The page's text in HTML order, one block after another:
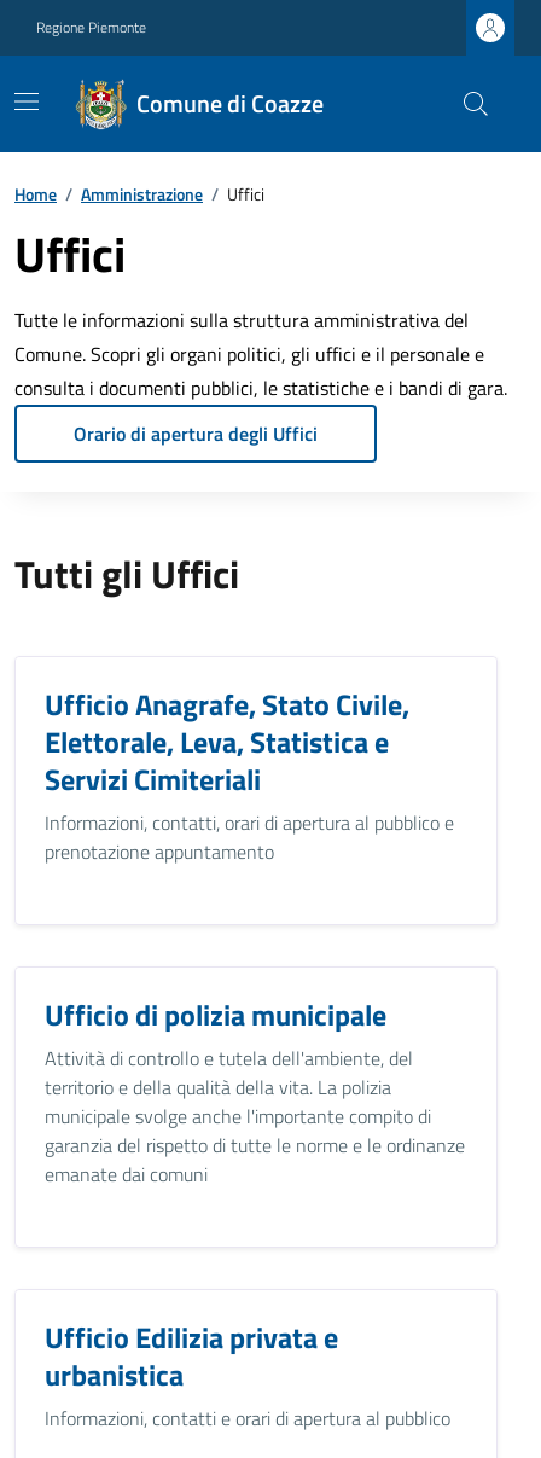
Regione Piemonte
Comune di Coazze
Home / Amministrazione / Uffici
Uffici
Tutte le informazioni sulla struttura amministrativa del
Comune. Scopri gli organi politici, gli uffici e il personale e
consulta i documenti pubblici, le statistiche e i bandi di gara.
Orario di apertura degli Uffici
Tutti gli Uffici
Ufficio Anagrafe, Stato Civile,
Elettorale, Leva, Statistica e
Servizi Cimiteriali
Informazioni, contatti, orari di apertura al pubblico e
prenotazione appuntamento
Ufficio di polizia municipale
Attività di controllo e tutela dell'ambiente, del
territorio e della qualità della vita. La polizia
municipale svolge anche l'importante compito di
garanzia del rispetto di tutte le norme e le ordinanze
emanate dai comuni
Ufficio Edilizia privata e
urbanistica
Informazioni, contatti e orari di apertura al pubblico